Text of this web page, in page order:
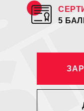
5